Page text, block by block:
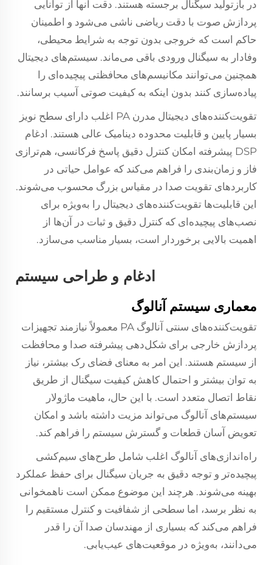
در بازتولید سیگنال برجسته هستند. دقت آنها از توانایی
پردازش صوت با دقت ریاضی ناشی می‌شود و اطمینان
حاکم است که خروجی بدون توجه به شرایط محیطی،
وفادار به سیگنال ورودی باقی می‌ماند. سیستم‌های دیجیتال
همچنین می‌توانند مکانیسم‌های محافظتی پیچیده‌ای را
پیاده‌سازی کنند بدون اینکه به کیفیت صوتی آسیب برسانند.
تقویت‌کننده‌های دیجیتال مدرن PA اغلب دارای سطح نویز
بسیار پایین و قابلیت محدوده دینامیک عالی هستند. ادغام
DSP پیشرفته امکان کنترل دقیق پاسخ فرکانسی، هم‌ترازی
فاز و زمان‌بندی را فراهم می‌کند که عوامل حیاتی در
کاربردهای تقویت صدا در مقیاس بزرگ محسوب می‌شوند.
این قابلیت‌ها تقویت‌کننده‌های دیجیتال را به‌ویژه برای
نصب‌های پیچیده‌ای که کنترل دقیق و ثبات در آن‌ها از
اهمیت بالایی برخوردار است، بسیار مناسب می‌سازد.
ادغام و طراحی سیستم
معماری سیستم آنالوگ
تقویت‌کننده‌های سنتی آنالوگ PA معمولاً نیازمند تجهیزات
پردازش خارجی برای شکل‌دهی پیشرفته صدا و محافظت
از سیستم هستند. این امر به معنای فضای رک بیشتر، نیاز
به توان بیشتر و احتمال کاهش کیفیت سیگنال از طریق
نقاط اتصال متعدد است. با این حال، ماهیت ماژولار
سیستم‌های آنالوگ می‌تواند مزیت داشته باشد و امکان
تعویض آسان قطعات و گسترش سیستم را فراهم کند.
راه‌اندازی‌های آنالوگ اغلب شامل طرح‌های سیم‌کشی
پیچیده‌تر و توجه دقیق به جریان سیگنال برای حفظ عملکرد
بهینه می‌شوند. هرچند این موضوع ممکن است ناهمخوانی
به نظر برسد، اما سطحی از شفافیت و کنترل مستقیم را
فراهم می‌کند که بسیاری از مهندسان صدا آن را قدر
می‌دانند، به‌ویژه در موقعیت‌های عیب‌یابی.